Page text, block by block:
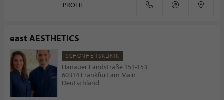
PROFIL
east AESTHETICS
SCHÖNHEITSKLINIK
Hanauer Landstraße 151-153
60314 Frankfurt am Main
Deutschland